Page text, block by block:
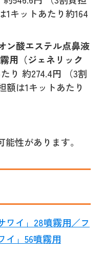
1キットあたり約164
ン酸エステル点鼻液
用（ジェネリック
たり 約274.4円 （3割
額は1キットあたり
性があります。
ワイ」28噴霧用／フ
イ」56噴霧用